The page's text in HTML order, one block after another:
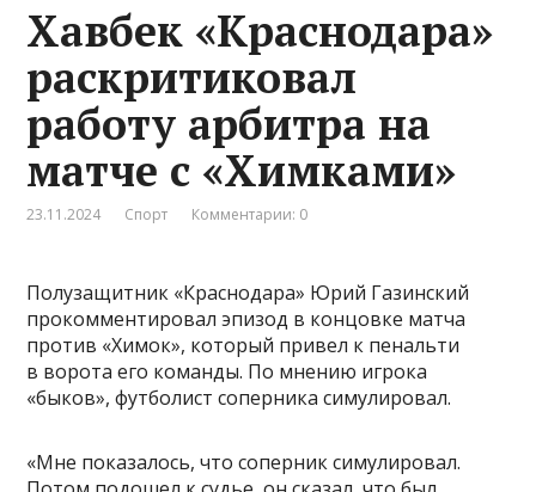
Хавбек «Краснодара»
раскритиковал
работу арбитра на
матче с «Химками»
23.11.2024 Спорт Комментарии: 0
Полузащитник «Краснодара» Юрий Газинский
прокомментировал эпизод в концовке матча
против «Химок», который привел к пенальти
в ворота его команды. По мнению игрока
«быков», футболист соперника симулировал.
«Мне показалось, что соперник симулировал.